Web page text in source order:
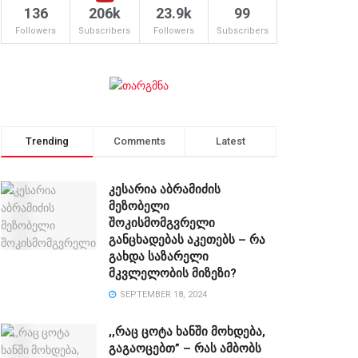
136
Followers
206k
Subscribers
23.9k
Followers
99
Subscribers
Trending Comments Latest
კესარია აბრამიძის
მეზობელი
შოკისმომგვრელი
განცხადებას აკეთებს – რა
გახდა საზარელი
მკვლელობის მიზეზი?
SEPTEMBER 18, 2024
,,რაც ცოტა ხანში მოხდება,
გაგაოცებთ” – რას ამბობს